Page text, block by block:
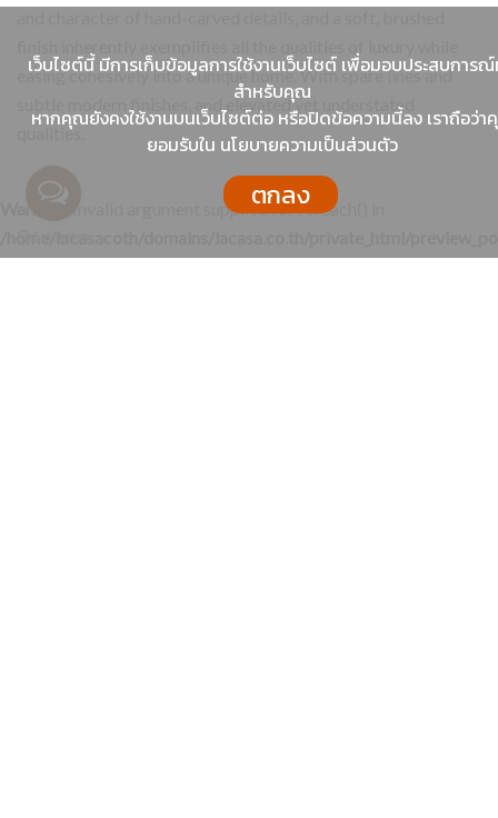
easing cohesively into a unique home. With spare lines and
subtle modern finishes, and elevated yet understated
qualities.
Warning: Invalid argument supplied for foreach() in
เว็บไซต์นี้ มีการเก็บข้อมูลการใช้งานเว็บไซต์ เพื่อมอบประสบการ
สำหรับคุณ
หากคุณยังคงใช้งานบนเว็บไซต์ต่อ หรือปิดข้อความนี้ลง เราถือว่
ยอมรับใน นโยบายความเป็นส่วนตัว
ตกลง